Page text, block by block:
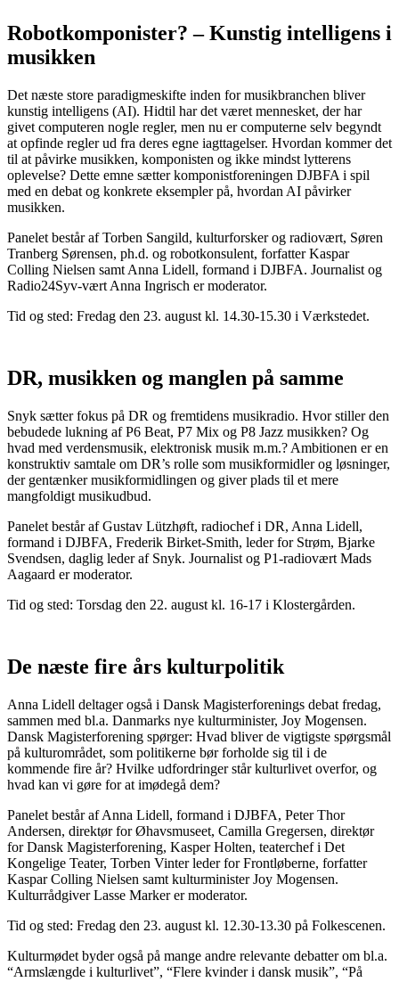
Robotkomponister? – Kunstig intelligens i
musikken
Det næste store paradigmeskifte inden for musikbranchen bliver
kunstig intelligens (AI). Hidtil har det været mennesket, der har
givet computeren nogle regler, men nu er computerne selv begyndt
at opfinde regler ud fra deres egne iagttagelser. Hvordan kommer det
til at påvirke musikken, komponisten og ikke mindst lytterens
oplevelse? Dette emne sætter komponistforeningen DJBFA i spil
med en debat og konkrete eksempler på, hvordan AI påvirker
musikken.
Panelet består af Torben Sangild, kulturforsker og radiovært, Søren
Tranberg Sørensen, ph.d. og robotkonsulent, forfatter Kaspar
Colling Nielsen samt Anna Lidell, formand i DJBFA. Journalist og
Radio24Syv-vært Anna Ingrisch er moderator.
Tid og sted: Fredag den 23. august kl. 14.30-15.30 i Værkstedet.
DR, musikken og manglen på samme
Snyk sætter fokus på DR og fremtidens musikradio. Hvor stiller den
bebudede lukning af P6 Beat, P7 Mix og P8 Jazz musikken? Og
hvad med verdensmusik, elektronisk musik m.m.? Ambitionen er en
konstruktiv samtale om DR’s rolle som musikformidler og løsninger,
der gentænker musikformidlingen og giver plads til et mere
mangfoldigt musikudbud.
Panelet består af Gustav Lützhøft, radiochef i DR, Anna Lidell,
formand i DJBFA, Frederik Birket-Smith, leder for Strøm, Bjarke
Svendsen, daglig leder af Snyk. Journalist og P1-radiovært Mads
Aagaard er moderator.
Tid og sted: Torsdag den 22. august kl. 16-17 i Klostergården.
De næste fire års kulturpolitik
Anna Lidell deltager også i Dansk Magisterforenings debat fredag,
sammen med bl.a. Danmarks nye kulturminister, Joy Mogensen.
Dansk Magisterforening spørger: Hvad bliver de vigtigste spørgsmål
på kulturområdet, som politikerne bør forholde sig til i de
kommende fire år? Hvilke udfordringer står kulturlivet overfor, og
hvad kan vi gøre for at imødegå dem?
Panelet består af Anna Lidell, formand i DJBFA, Peter Thor
Andersen, direktør for Øhavsmuseet, Camilla Gregersen, direktør
for Dansk Magisterforening, Kasper Holten, teaterchef i Det
Kongelige Teater, Torben Vinter leder for Frontløberne, forfatter
Kaspar Colling Nielsen samt kulturminister Joy Mogensen.
Kulturrådgiver Lasse Marker er moderator.
Tid og sted: Fredag den 23. august kl. 12.30-13.30 på Folkescenen.
Kulturmødet byder også på mange andre relevante debatter om bl.a.
“Armslængde i kulturlivet”, “Flere kvinder i dansk musik”, “På